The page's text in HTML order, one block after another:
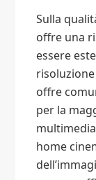
Sulla
offre una
essere
offre
per la
home